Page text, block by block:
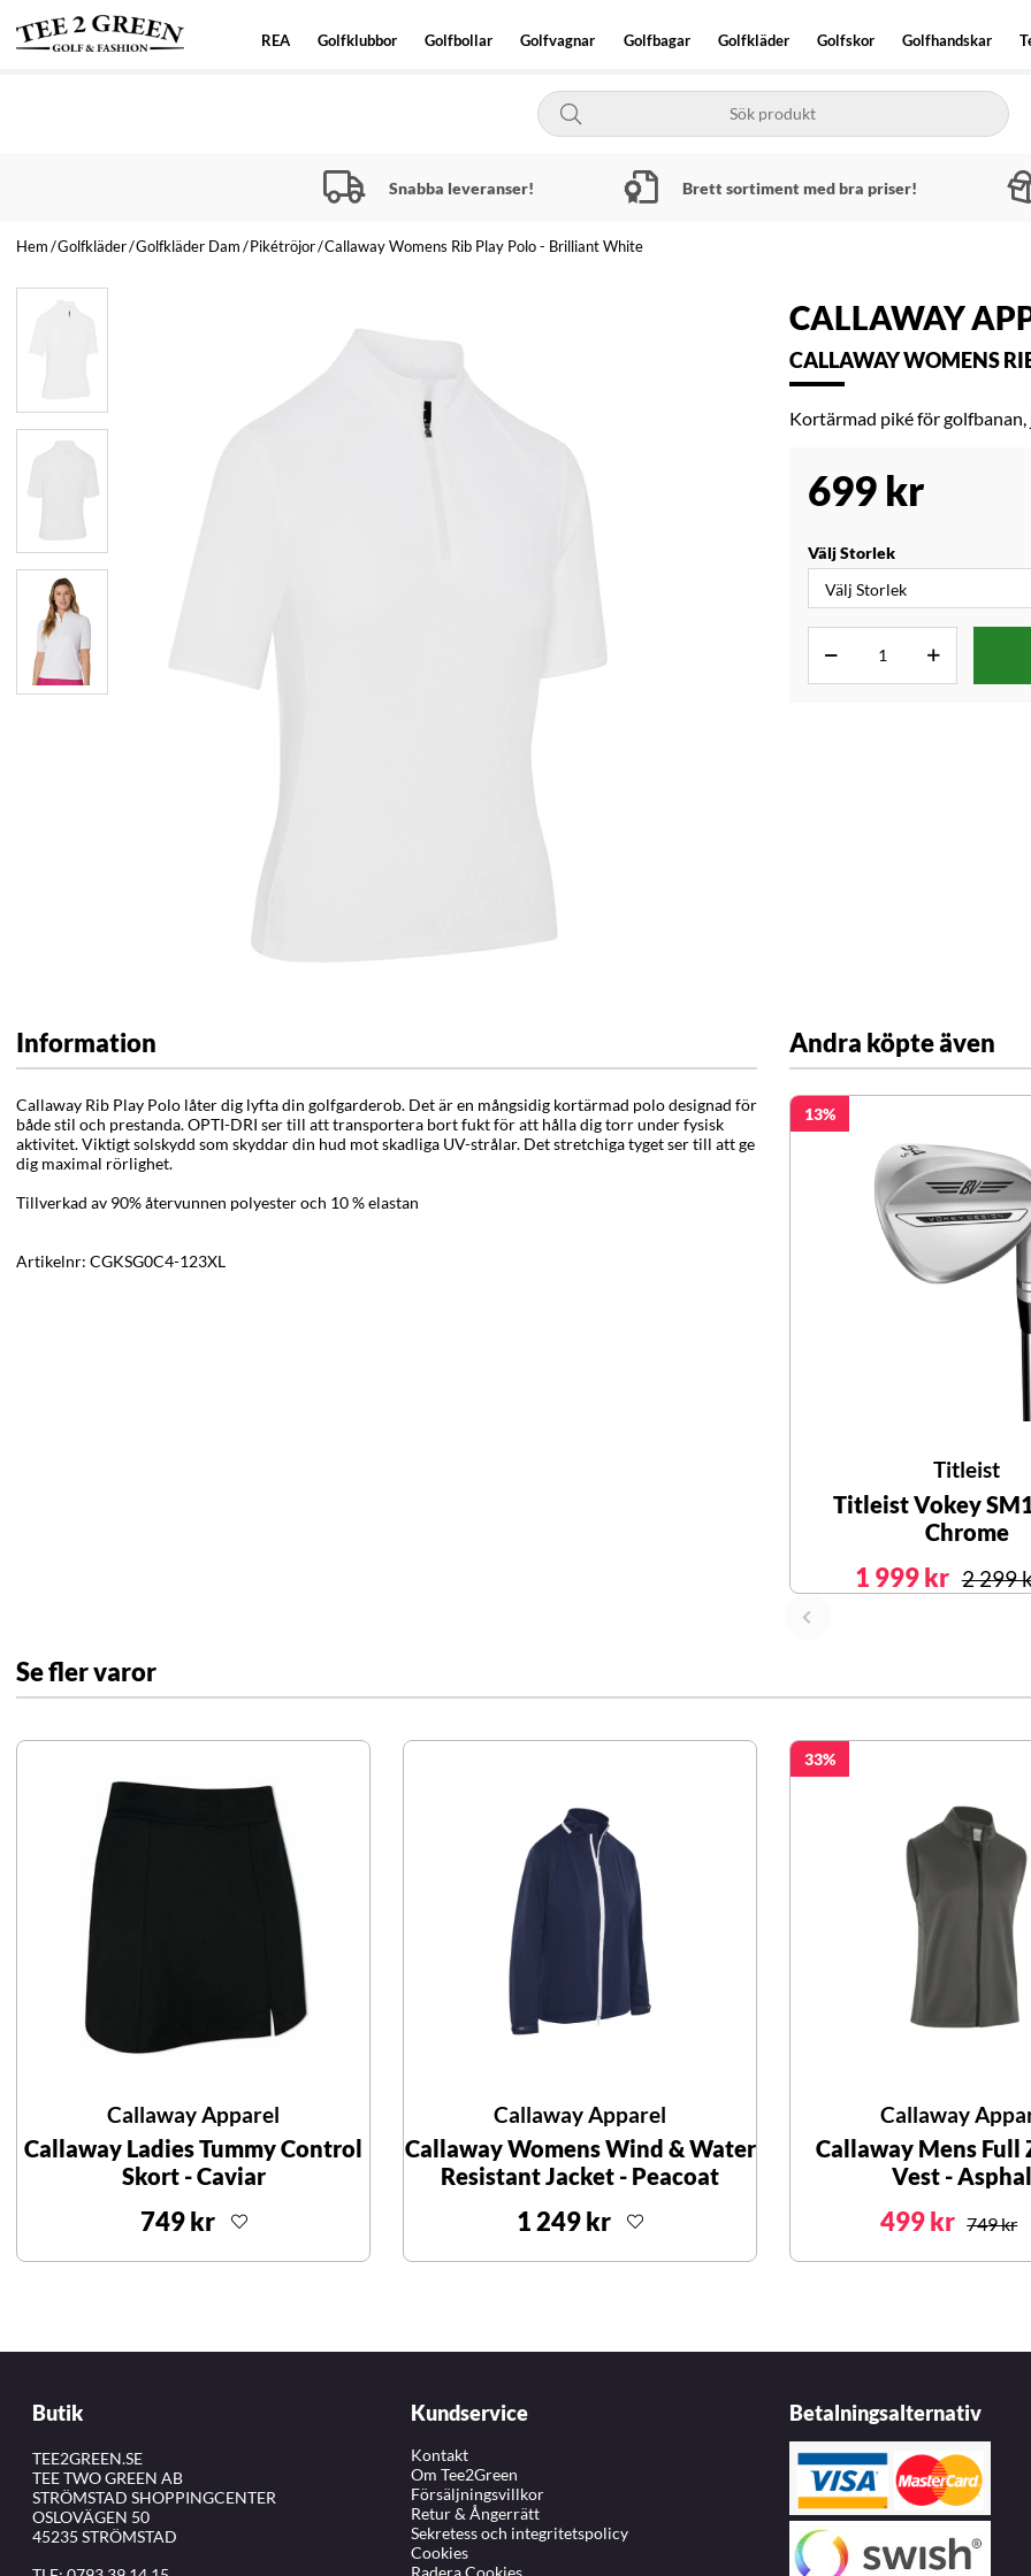
REA Golfklubbor Golfbollar Golfvagnar Golfbagar Golfkläder Golfskor Golfhandskar
Snabba leveranser! Brett sortiment med bra priser!
Hem Golfkläder Golfkläder Dam Pikétröjor Callaway Womens Rib Play Polo - Brilliant White
CALLAWAY
CALLAWAY WOMENS
Kortärmad piké för
699 kr
Välj Storlek
Information
Callaway Rib Play Polo låter dig lyfta din golfgarderob. Det är en mångsidig kortärmad polo designad för
både stil och prestanda.OPTI-DRI ser till att transportera bort fukt för att hålla dig torr under fysisk
aktivitet.Viktigt solskydd som skyddar din hud mot skadliga UV-strålar. Det stretchiga tyget ser till att ge
dig maximal rörlighet.
Tillverkad av 90% återvunnen polyester och 10 % elastan
Artikelnr: CGKSG0C4-123XL
Andra köpte även
13
Titleist
Titleist Vokey
Chrome
1 999 kr 2 299
Se fler varor
Callaway Apparel
Callaway Ladies Tummy Control
Skort - Caviar
749 kr
Callaway Apparel
Callaway Womens Wind & Water
Resistant Jacket - Peacoat
1 249 kr
33
Callaway
Callaway Mens Full
Vest -
499 kr 749 kr
Butik
TEE2GREEN.SE
TEE TWO GREEN AB
STRÖMSTAD SHOPPINGCENTER
OSLOVÄGEN 50
45235 STRÖMSTAD
Kundservice
Kontakt
Om Tee2Green
Försäljningsvillkor
Retur & Ångerrätt
Sekretess och integritetspolicy
Cookies
Radera Cookies
Betalningsalternativ